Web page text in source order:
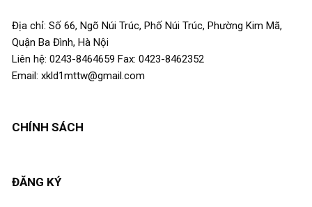
Địa chỉ: Số 66, Ngõ Núi Trúc, Phố Núi Trúc, Phường Kim Mã,
Quận Ba Đình, Hà Nội
Liên hệ: 0243-8464659 Fax: 0423-8462352
Email: xkld1mttw@gmail.com
CHÍNH SÁCH
ĐĂNG KÝ